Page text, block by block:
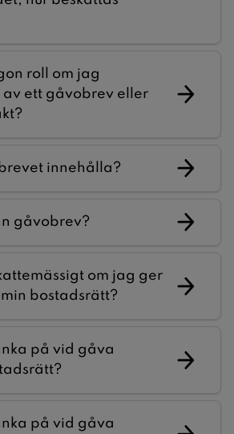
roll om jag
ett gåvobrev eller
innehålla?
gåvobrev?
om jag ger
bostadsrätt?
på vid gåva
på vid gåva